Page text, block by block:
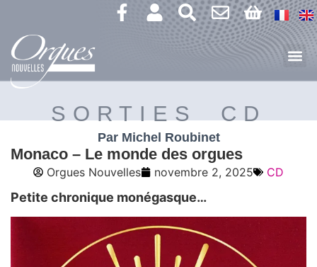
SORTIES CD
Par Michel Roubinet
Monaco – Le monde des orgues
Orgues Nouvelles novembre 2, 2025 CD
Petite chronique monégasque…